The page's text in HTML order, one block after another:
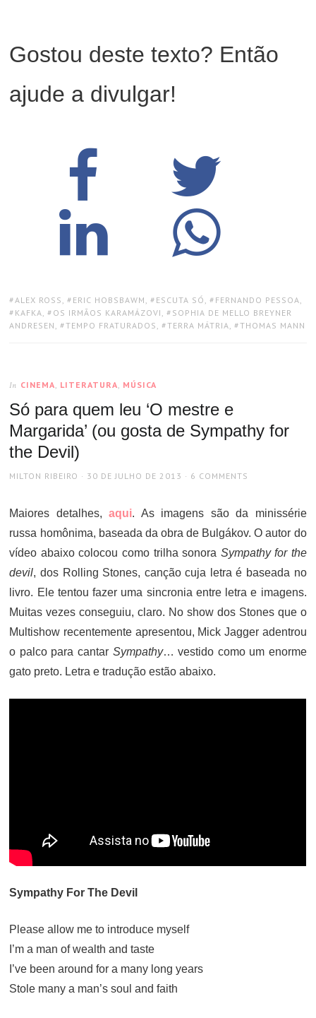
Gostou deste texto? Então
ajude a divulgar!
TAGS:
ALEX ROSS , ERIC HOBSBAWM , ESCUTA SÓ , FERNANDO PESSOA
KAFKA , OS IRMÃOS KARAMÁZOVI , SOPHIA DE MELLO BREYNER
ANDRESEN , TEMPO FRATURADOS , TERRA MÁTRIA , THOMAS MANN
In CINEMA LITERATURA MÚSICA
Só para quem leu ‘O mestre e
Margarida’ (ou gosta de Sympathy for
the Devil)
AUTHOR
MILTON RIBEIRO
POSTED
30 DE JULHO DE 2013 6 COMMENTS
Maiores detalhes,aqui. As imagens são da minissérie
russa homônima, baseada da obra de Bulgákov. O autor do
vídeo abaixo colocou como trilha sonora Sympathy for the
devil, dos Rolling Stones, canção cuja letra é baseada no
livro. Ele tentou fazer uma sincronia entre letra e imagens.
Muitas vezes conseguiu, claro. No show dos Stones que o
Multishow recentemente apresentou, Mick Jagger adentrou
o palco para cantar Sympathy… vestido como um enorme
gato preto. Letra e tradução estão abaixo.
Sympathy For The Devil
Please allow me to introduce myself
I’m a man of wealth and taste
I’ve been around for a many long years
Stole many a man’s soul and faith